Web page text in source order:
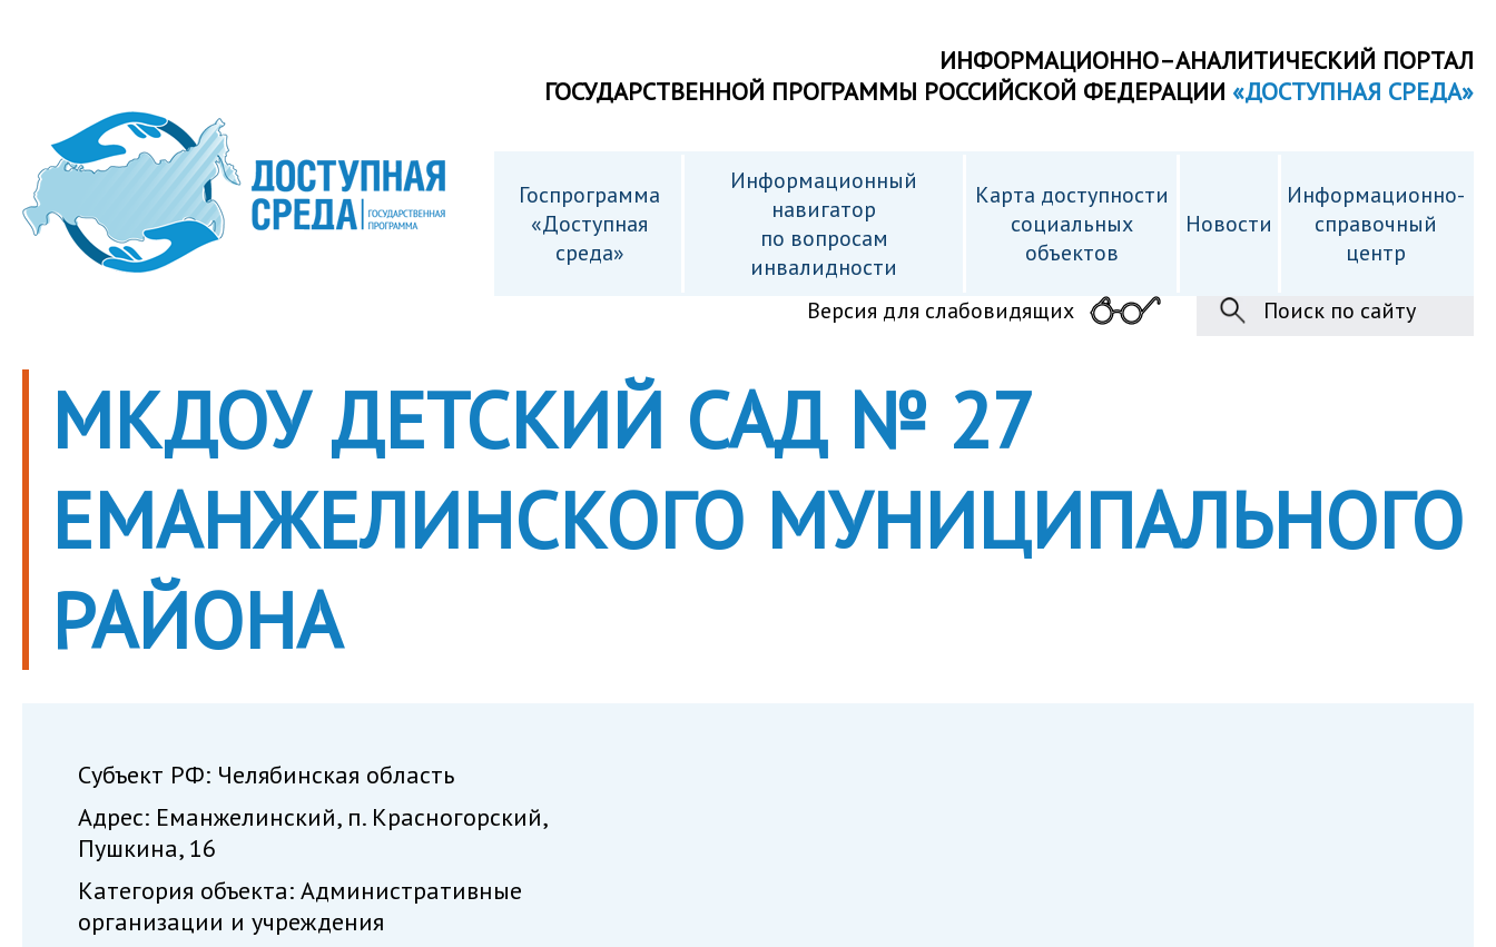
ИНФОРМАЦИОННО–АНАЛИТИЧЕСКИЙ ПОРТАЛ
ГОСУДАРСТВЕННОЙ ПРОГРАММЫ РОССИЙСКОЙ ФЕДЕРАЦИИ «ДОСТУПНАЯ СРЕДА»
Госпрограмма
«Доступная
среда»
Информационный
навигатор
по вопросам
инвалидности
Карта доступности
cоциальных
объектов
Новости
Информационно-
справочный
центр
Версия для слабовидящих
Поиск по сайту
МКДОУ ДЕТСКИЙ САД № 27
ЕМАНЖЕЛИНСКОГО МУНИЦИПАЛЬНОГО
РАЙОНА
Субъект РФ: Челябинская область
Адрес: Еманжелинский, п. Красногорский,
Пушкина, 16
Категория объекта: Административные
организации и учреждения